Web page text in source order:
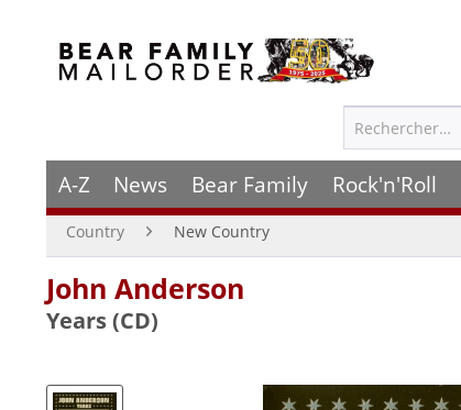
A-Z News Bear Family Rock'n'Roll
Country New Country
John Anderson
Years (CD)